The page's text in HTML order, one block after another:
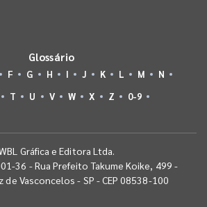
Glossário
F G H I J K L M
N
T U V W X Z 0-9
Gráfica e Editora Ltda.
36 - Rua Prefeito Takume Koike, 499 -
de Vasconcelos - SP - CEP 08538-100